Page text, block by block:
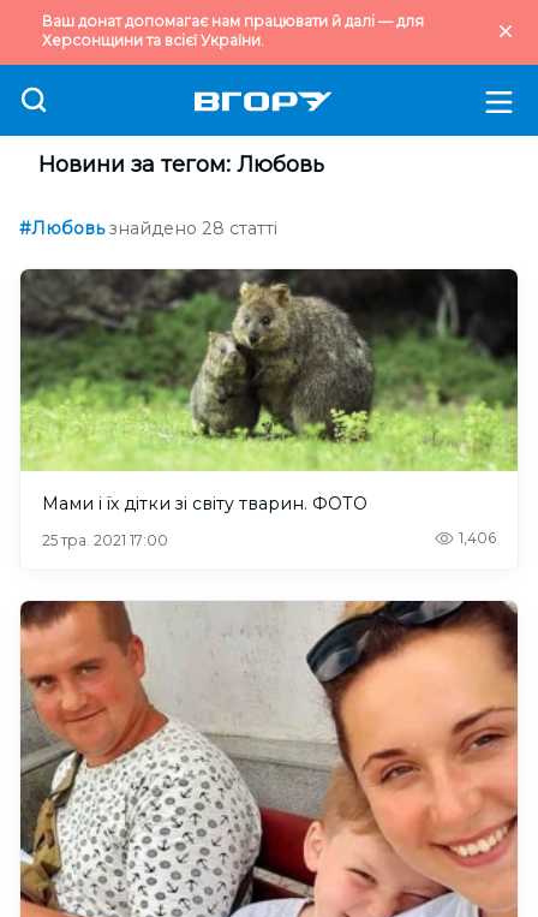
Ваш донат допомагає нам працювати й далі — для
Херсонщини та всієї України.
Новини за тегом: Любовь
#Любовь знайдено 28 статті
Мами і їх дітки зі світу тварин. ФОТО
25 тра. 2021 17:00 1,406